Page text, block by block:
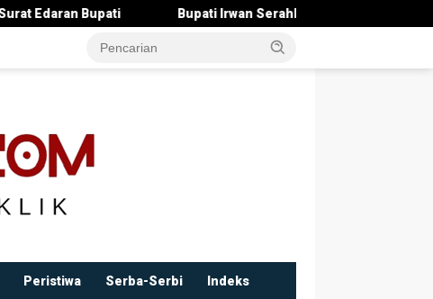
Bupati Irwan Serahkan Rancangan KUA-PPAS 2027 ,
Peristiwa Serba-Serbi Indeks